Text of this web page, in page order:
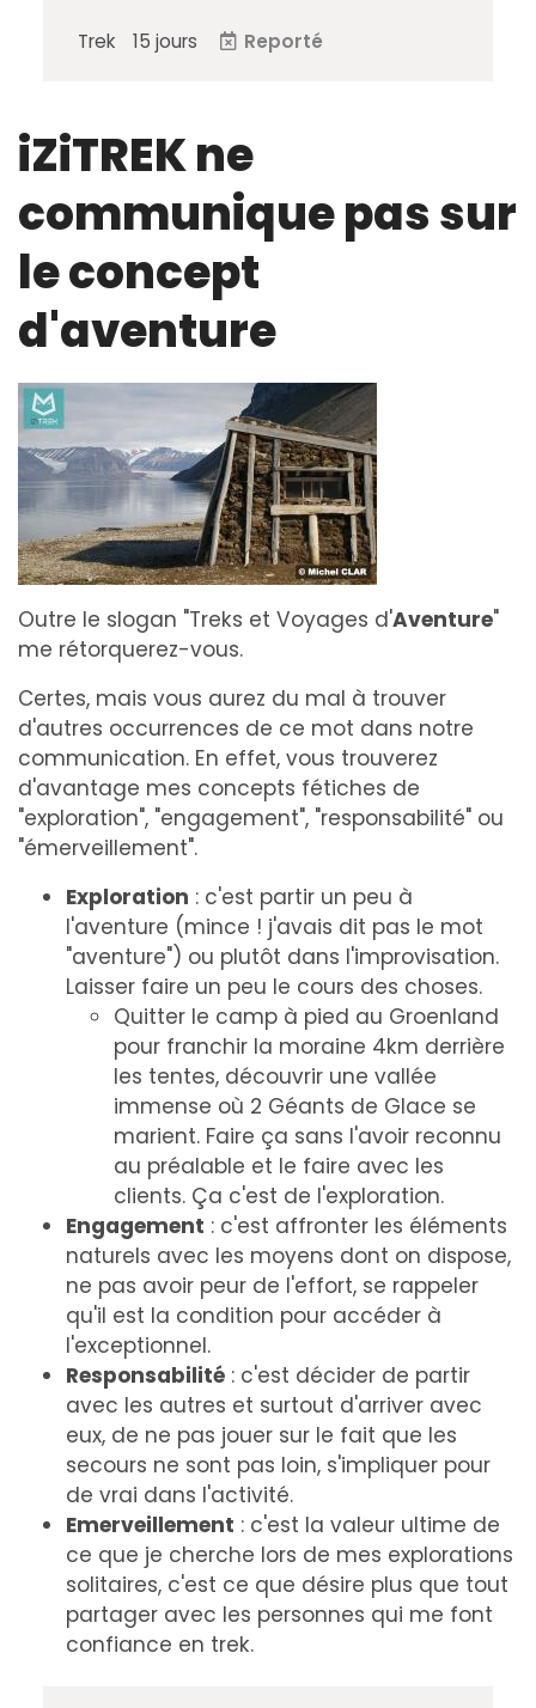
Trek 15 jours Reporté
iZiTREK ne
communique pas sur
le concept
d'aventure
Outre le slogan "Treks et Voyages d'Aventure"
me rétorquerez-vous.
Certes, mais vous aurez du mal à trouver
d'autres occurrences de ce mot dans notre
communication. En effet, vous trouverez
d'avantage mes concepts fétiches de
"exploration", "engagement", "responsabilité" ou
"émerveillement".
Exploration : c'est partir un peu à
l'aventure (mince ! j'avais dit pas le mot
"aventure") ou plutôt dans l'improvisation.
Laisser faire un peu le cours des choses.
Quitter le camp à pied au Groenland
pour franchir la moraine 4km derrière
les tentes, découvrir une vallée
immense où 2 Géants de Glace se
marient. Faire ça sans l'avoir reconnu
au préalable et le faire avec les
clients. Ça c'est de l'exploration.
Engagement : c'est affronter les éléments
naturels avec les moyens dont on dispose,
ne pas avoir peur de l'effort, se rappeler
qu'il est la condition pour accéder à
l'exceptionnel.
Responsabilité : c'est décider de partir
avec les autres et surtout d'arriver avec
eux, de ne pas jouer sur le fait que les
secours ne sont pas loin, s'impliquer pour
de vrai dans l'activité.
Emerveillement : c'est la valeur ultime de
ce que je cherche lors de mes explorations
solitaires, c'est ce que désire plus que tout
partager avec les personnes qui me font
confiance en trek.